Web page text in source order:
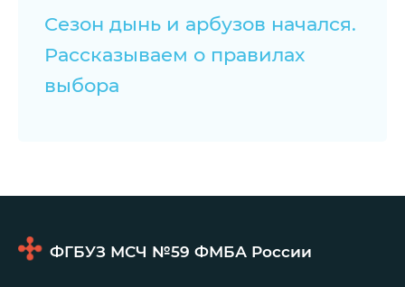
Сезон дынь и арбузов начался.
Рассказываем о правилах
выбора
ФГБУЗ МСЧ №59 ФМБА России